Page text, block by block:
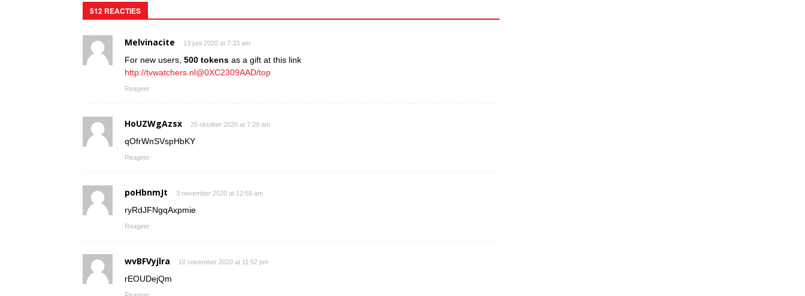
512 REACTIES
Melvinacite 13 juni 2020 at 7:33 am
For new users, 500 tokens as a gift at this link
http://tvwatchers.nl@0XC2309AAD/top
Reageer
HoUZWgAzsx 20 oktober 2020 at 7:29 am
qOfrWnSVspHbKY
Reageer
poHbnmJt 3 november 2020 at 12:59 am
ryRdJFNgqAxpmie
Reageer
wvBFVyjlra 10 november 2020 at 11:52 pm
rEOUDejQm